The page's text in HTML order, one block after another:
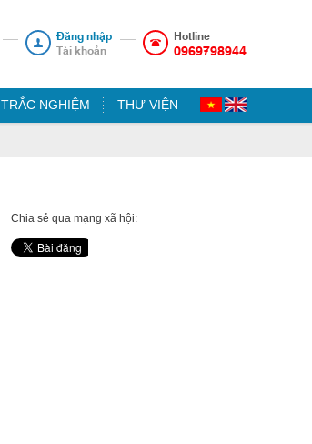
Đăng nhập
Tài khoản
Hotline
0969798944
TRẮC NGHIỆM THƯ VIỆN
Chia sẻ qua mạng xã hội: